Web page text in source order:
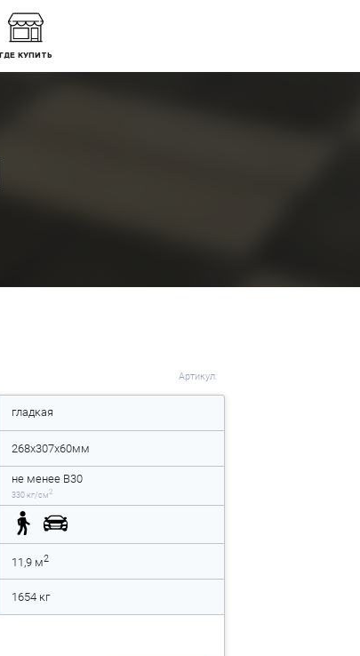
ГДЕ КУПИТЬ
Артикул:
гладкая
268x307x60мм
не менее B30
330 кг/см2
11,9 м2
1654 кг